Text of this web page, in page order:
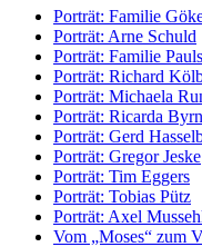
Porträt: Familie
Porträt: Arne Schuld
Porträt: Familie
Porträt: Richard
Porträt: Michaela
Porträt: Ricarda
Porträt: Gerd
Porträt: Gregor Jeske
Porträt: Tim Eggers
Porträt: Tobias Pütz
Porträt: Axel
Vom „Moses“ zum